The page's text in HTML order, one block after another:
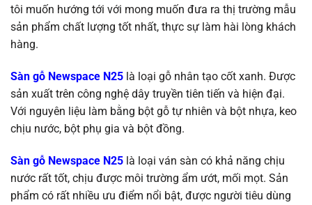
tôi muốn hướng tới với mong muốn đưa ra thị trường mẫu
sản phẩm chất lượng tốt nhất, thực sự làm hài lòng khách
hàng.
Sàn gỗ Newspace N25 là loại gỗ nhân tạo cốt xanh. Được
sản xuất trên công nghệ dây truyền tiên tiến và hiện đại.
Với nguyên liệu làm bằng bột gỗ tự nhiên và bột nhựa, keo
chịu nước, bột phụ gia và bột đồng.
Sàn gỗ Newspace N25 là loại ván sàn có khả năng chịu
nước rất tốt, chịu được môi trường ẩm ướt, mối mọt. Sản
phẩm có rất nhiều ưu điểm nổi bật, được người tiêu dùng